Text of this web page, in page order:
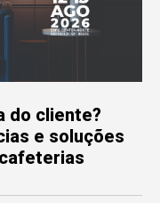
do cliente?
e soluções